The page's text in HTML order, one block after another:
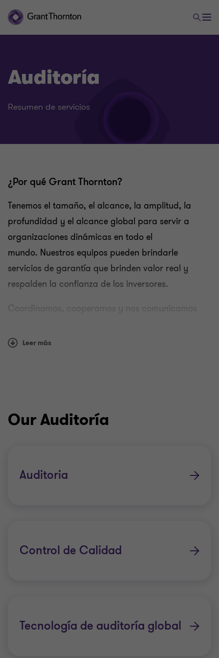
Auditoría
Resumen de servicios
¿Por qué Grant Thornton?
Tenemos el tamaño, el alcance, la amplitud, la
profundidad y el alcance global para servir a
organizaciones dinámicas en todo el
mundo. Nuestros equipos pueden brindarle
servicios de garantía que brinden valor real y
respalden la confianza de los inversores.
Coordinamos, cooperamos y nos comunicamos
dinamismo local, lo que conduce finalmente a una
Abordamos cada auditoría con pensamiento
cumplan con los estándares profesionales
Leer más
Our Auditoría
Auditoria
Control de Calidad
Tecnología de auditoría global